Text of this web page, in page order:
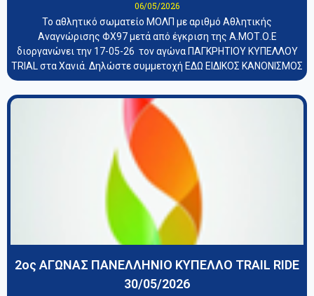
06/05/2026
Το αθλητικό σωματείο ΜΟΛΠ με αριθμό Αθλητικής
Αναγνώρισης ΦΧ97 μετά από έγκριση της Α.ΜΟΤ.Ο.Ε
διοργανώνει την 17-05-26 τον αγώνα ΠΑΓΚΡΗΤΙΟΥ ΚΥΠΕΛΛΟΥ
TRIAL στα Χανιά. Δηλώστε συμμετοχή ΕΔΩ ΕΙΔΙΚΟΣ ΚΑΝΟΝΙΣΜΟΣ
2ος ΑΓΩΝΑΣ ΠΑΝΕΛΛΗΝΙΟ ΚΥΠΕΛΛΟ TRAIL RIDE
30/05/2026